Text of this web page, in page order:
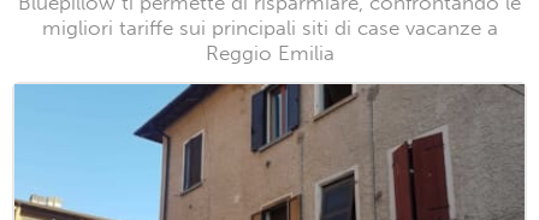
migliori tariffe sui principali siti di case vacanze a
Reggio Emilia